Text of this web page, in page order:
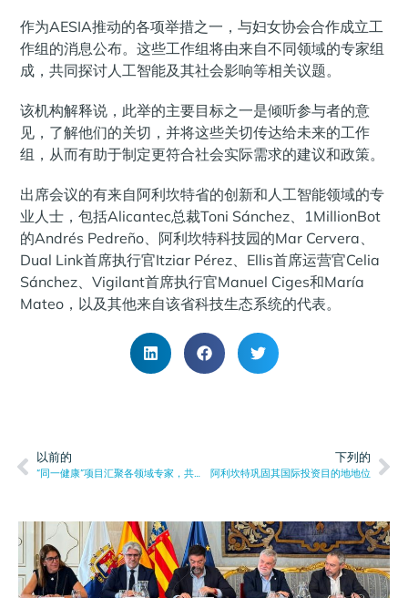
作为AESIA推动的各项举措之一，与妇女协会合作成立工
作组的消息公布。这些工作组将由来自不同领域的专家组
成，共同探讨人工智能及其社会影响等相关议题。
该机构解释说，此举的主要目标之一是倾听参与者的意
见，了解他们的关切，并将这些关切传达给未来的工作
组，从而有助于制定更符合社会实际需求的建议和政策。
出席会议的有来自阿利坎特省的创新和人工智能领域的专
业人士，包括Alicantec总裁Toni Sánchez、1MillionBot
的Andrés Pedreño、阿利坎特科技园的Mar Cervera、
Dual Link首席执行官Itziar Pérez、Ellis首席运营官Celia
Sánchez、Vigilant首席执行官Manuel Ciges和María
Mateo，以及其他来自该省科技生态系统的代表。
以前的
“同一健康”项目汇聚各领域专家，共同探讨阿利坎特在健康、创新和可持续发展方面面临的挑战。
下列的
阿利坎特巩固其国际投资目的地地位